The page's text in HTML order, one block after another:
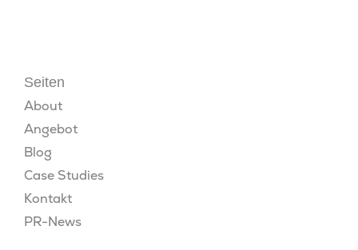
Seiten
About
Angebot
Blog
Case Studies
Kontakt
PR-News